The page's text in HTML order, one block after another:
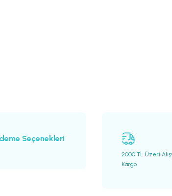
Seçenekleri
2000 TL Üzeri
Kargo